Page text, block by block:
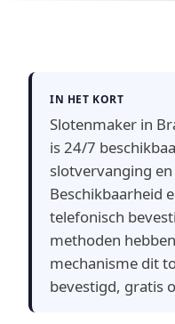
IN HET KORT
Slotenmaker in
is 24/7
slotvervanging
Beschikbaarheid
telefonisch
methoden
mechanisme dit
bevestigd, gratis